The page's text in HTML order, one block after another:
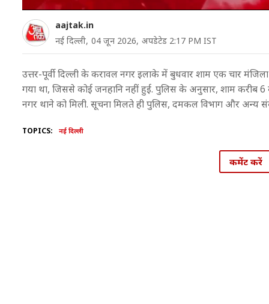
aajtak.in
नई दिल्ली, 04 जून 2026, अपडेटेड 2:17 PM IST
उत्तर-पूर्वी दिल्ली के करावल नगर इलाके में बुधवार शाम एक चार
गया था, जिससे कोई जनहानि नहीं हुई. पुलिस के अनुसार, शाम करीब
नगर थाने को मिली. सूचना मिलते ही पुलिस, दमकल विभाग और अन्य
TOPICS: नई दिल्ली
कमेंट करें